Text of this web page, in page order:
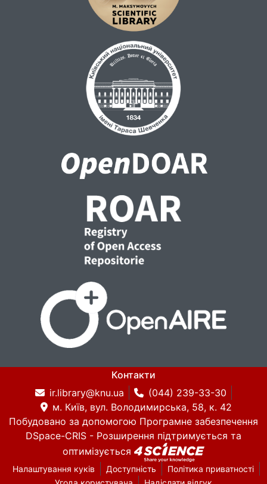
Контакти
ir.library@knu.ua
(044) 239-33-30
м. Київ, вул. Володимирська, 58, к. 42
Побудовано за допомогою Програмне забезпечення
DSpace-CRIS - Розширення підтримується та
оптимізується
Налаштування куків Доступність
Політика приватності